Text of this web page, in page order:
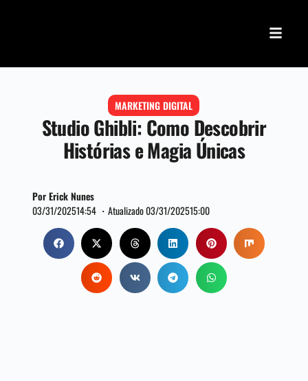
MARKETING DIGITAL
Studio Ghibli: Como Descobrir
Histórias e Magia Únicas
Por Erick Nunes
03/31/202514:54 ・ Atualizado 03/31/202515:00